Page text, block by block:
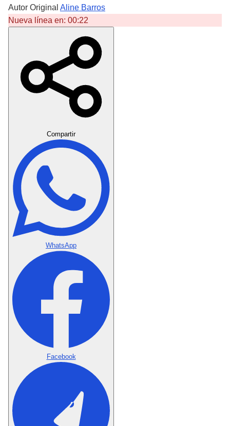
Autor Original Aline Barros
Nueva línea en: 00:22
Compartir
WhatsApp
Facebook